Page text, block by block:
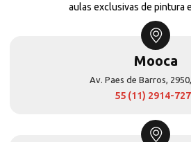
aulas exclusivas de pintura
Mooca
Av. Paes de Barros,
55 (11) 2914-